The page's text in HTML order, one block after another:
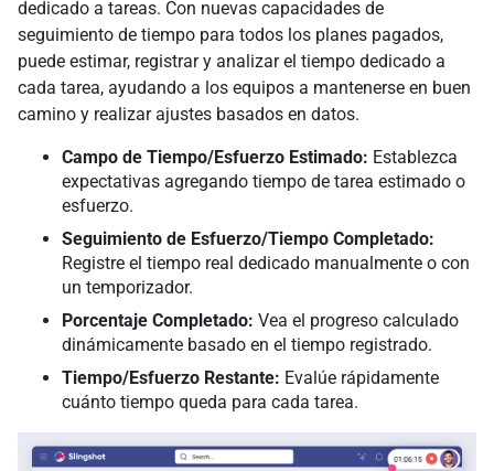
dedicado a tareas. Con nuevas capacidades de
seguimiento de tiempo para todos los planes pagados,
puede estimar, registrar y analizar el tiempo dedicado a
cada tarea, ayudando a los equipos a mantenerse en buen
camino y realizar ajustes basados en datos.
Campo de Tiempo/Esfuerzo Estimado: Establezca
expectativas agregando tiempo de tarea estimado o
esfuerzo.
Seguimiento de Esfuerzo/Tiempo Completado:
Registre el tiempo real dedicado manualmente o con
un temporizador.
Porcentaje Completado: Vea el progreso calculado
dinámicamente basado en el tiempo registrado.
Tiempo/Esfuerzo Restante: Evalúe rápidamente
cuánto tiempo queda para cada tarea.